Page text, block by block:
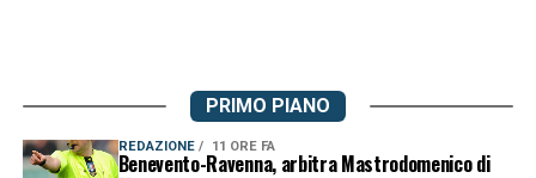
PRIMO PIANO
REDAZIONE 11 ORE FA
Benevento-Ravenna, arbitra Mastrodomenico di